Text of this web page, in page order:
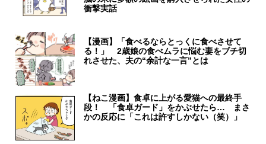
衝撃実話
【漫画】「食べるならとっくに食べさせて
る！」 2歳娘の食べムラに悩む妻をブチ切
れさせた、夫の“余計な一言”とは
【ねこ漫画】食卓に上がる愛猫への最終手
段！ 「食卓ガード」をかぶせたら… まさ
かの反応に「これは許すしかない（笑）」